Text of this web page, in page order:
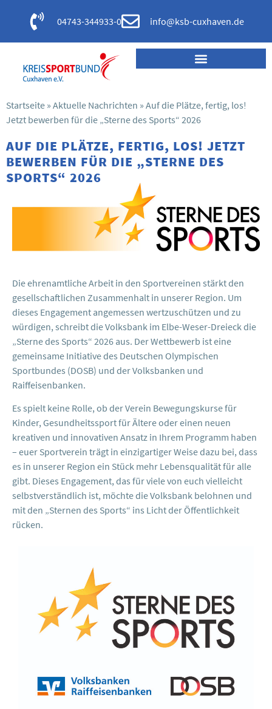
04743-344933-0 info@ksb-cuxhaven.de
Startseite » Aktuelle Nachrichten » Auf die Plätze, fertig, los!
Jetzt bewerben für die „Sterne des Sports“ 2026
AUF DIE PLÄTZE, FERTIG, LOS! JETZT
BEWERBEN FÜR DIE „STERNE DES
SPORTS“ 2026
Die ehrenamtliche Arbeit in den Sportvereinen stärkt den
gesellschaftlichen Zusammenhalt in unserer Region. Um
dieses Engagement angemessen wertzuschützen und zu
würdigen, schreibt die Volksbank im Elbe-Weser-Dreieck die
„Sterne des Sports“ 2026 aus. Der Wettbewerb ist eine
gemeinsame Initiative des Deutschen Olympischen
Sportbundes (DOSB) und der Volksbanken und
Raiffeisenbanken.
Es spielt keine Rolle, ob der Verein Bewegungskurse für
Kinder, Gesundheitssport für Ältere oder einen neuen
kreativen und innovativen Ansatz in Ihrem Programm haben
– euer Sportverein trägt in einzigartiger Weise dazu bei, dass
es in unserer Region ein Stück mehr Lebensqualität für alle
gibt. Dieses Engagement, das für viele von euch vielleicht
selbstverständlich ist, möchte die Volksbank belohnen und
mit den „Sternen des Sports“ ins Licht der Öffentlichkeit
rücken.